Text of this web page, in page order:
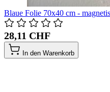
Blaue Folie 70x40 cm -
28,11 CHF
In den Warenkorb